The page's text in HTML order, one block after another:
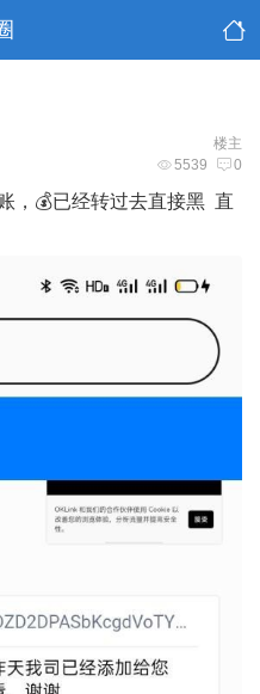
楼主
5539 0
，💰已经转过去直接黑 直